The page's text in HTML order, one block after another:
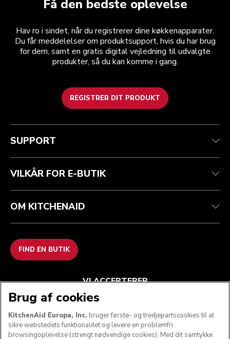
Få den bedste oplevelse
Hav ro i sindet, når du registrerer dine køkkenapparater.
Du får meddelelser om produktsupport, hvis du har brug
for dem, samt en gratis digital vejledning til udvalgte
produkter, så du kan komme i gang.
REGISTRER DIT PRODUKT
Health check
Spor din ordre
Garanti og dokumenter
Ofte stillede spørgsmål
Vilkår og betingelser
Returnering og refusion
Imprint
ODR
Mærket
Find en butik
SUPPORT
VILKÅR FOR E-BUTIK
OM KITCHENAID
FIND EN BUTIK
VI ACCEPTERER
FØLG OS
Brug af cookies
KitchenAid Europa, Inc. bruger første- og tredjepartscookies til at
sikre webstedets funktionalitet og levere en problemfri
browsingoplevelse (strengt nødvendige cookies). Med dit samtykke